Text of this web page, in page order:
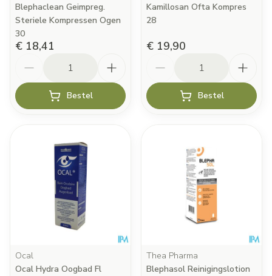
Blephaclean Geimpreg.
Steriele Kompressen Ogen
30
€ 18,41
Bestel
Kamillosan Ofta Kompres
28
€ 19,90
Bestel
Ocal
Ocal Hydra Oogbad Fl
Thea Pharma
Blephasol Reinigingslotion